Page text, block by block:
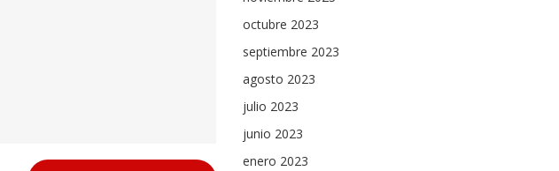
octubre 2023
septiembre 2023
agosto 2023
julio 2023
junio 2023
enero 2023